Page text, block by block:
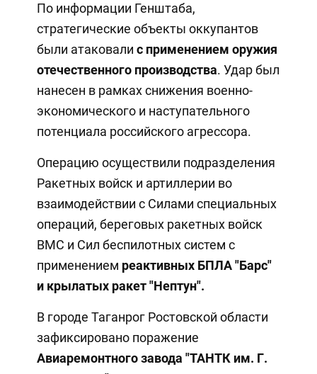
По информации Генштаба,
стратегические объекты оккупантов
были атаковали с применением оружия
отечественного производства. Удар был
нанесен в рамках снижения военно-
экономического и наступательного
потенциала российского агрессора.
Операцию осуществили подразделения
Ракетных войск и артиллерии во
взаимодействии с Силами специальных
операций, береговых ракетных войск
ВМС и Сил беспилотных систем с
применением реактивных БПЛА "Барс"
и крылатых ракет "Нептун".
В городе Таганрог Ростовской области
зафиксировано поражение
Авиаремонтного завода "ТАНТК им. Г.